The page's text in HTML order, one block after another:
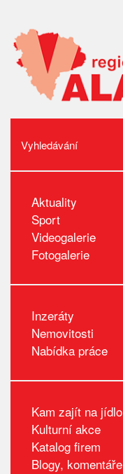
Aktuality
Sport
Videogalerie
Fotogalerie
Inzeráty
Nemovitosti
Nabídka práce
Kam zajít na jídlo
Kulturní akce
Katalog firem
Blogy, komentáře